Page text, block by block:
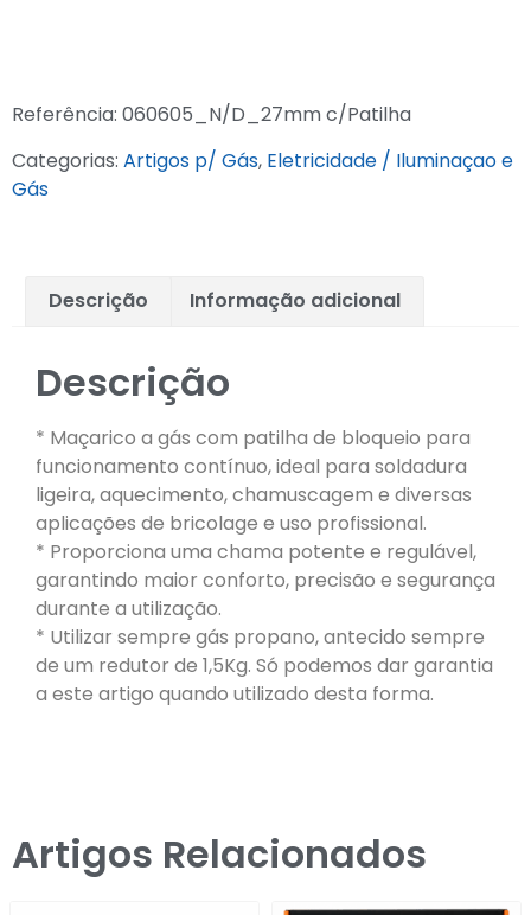
Referência: 060605_N/D_27mm c/Patilha
Categorias: Artigos p/ Gás, Eletricidade / Iluminaçao e
Gás
Descrição Informação adicional
Descrição
* Maçarico a gás com patilha de bloqueio para
funcionamento contínuo, ideal para soldadura
ligeira, aquecimento, chamuscagem e diversas
aplicações de bricolage e uso profissional.
* Proporciona uma chama potente e regulável,
garantindo maior conforto, precisão e segurança
durante a utilização.
* Utilizar sempre gás propano, antecido sempre
de um redutor de 1,5Kg. Só podemos dar garantia
a este artigo quando utilizado desta forma.
Artigos Relacionados